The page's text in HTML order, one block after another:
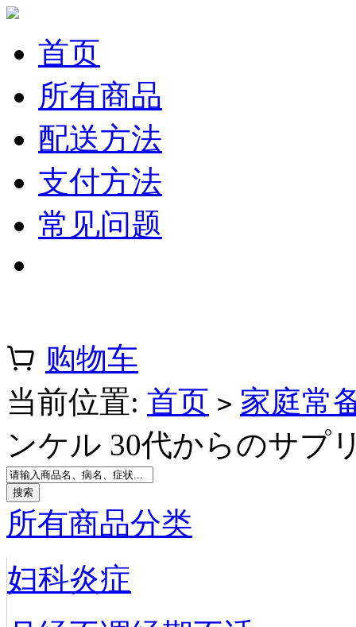
首页
所有商品
配送方法
支付方法
常见问题
购物车
当前位置: 首页 > 家庭常
ンケル 30代からのサプ
所有商品分类
妇科炎症